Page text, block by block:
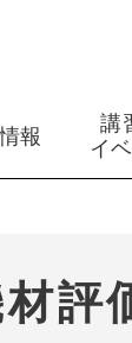
報
講
イ
評